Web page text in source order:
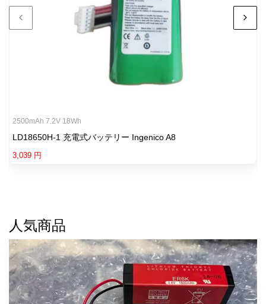
2500mAh 7.2V 18Wh
LD18650H-1 充電式バッテリー Ingenico A8
3,039 円
人気商品